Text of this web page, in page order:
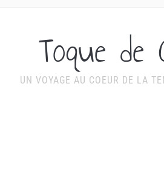
Toque de
UN VOYAGE AU COEUR DE LA